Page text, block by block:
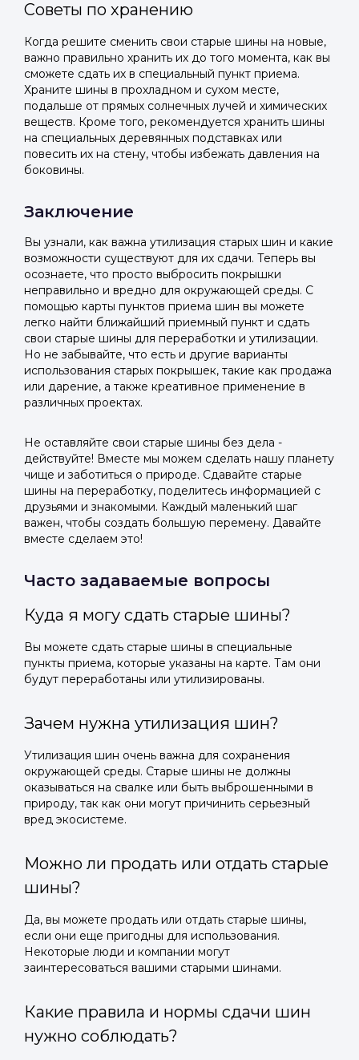
Советы по хранению
Когда решите сменить свои старые шины на новые,
важно правильно хранить их до того момента, как вы
сможете сдать их в специальный пункт приема.
Храните шины в прохладном и сухом месте,
подальше от прямых солнечных лучей и химических
веществ. Кроме того, рекомендуется хранить шины
на специальных деревянных подставках или
повесить их на стену, чтобы избежать давления на
боковины.
Заключение
Вы узнали, как важна утилизация старых шин и какие
возможности существуют для их сдачи. Теперь вы
осознаете, что просто выбросить покрышки
неправильно и вредно для окружающей среды. С
помощью карты пунктов приема шин вы можете
легко найти ближайший приемный пункт и сдать
свои старые шины для переработки и утилизации.
Но не забывайте, что есть и другие варианты
использования старых покрышек, такие как продажа
или дарение, а также креативное применение в
различных проектах.
Не оставляйте свои старые шины без дела -
действуйте! Вместе мы можем сделать нашу планету
чище и заботиться о природе. Сдавайте старые
шины на переработку, поделитесь информацией с
друзьями и знакомыми. Каждый маленький шаг
важен, чтобы создать большую перемену. Давайте
вместе сделаем это!
Часто задаваемые вопросы
Куда я могу сдать старые шины?
Вы можете сдать старые шины в специальные
пункты приема, которые указаны на карте. Там они
будут переработаны или утилизированы.
Зачем нужна утилизация шин?
Утилизация шин очень важна для сохранения
окружающей среды. Старые шины не должны
оказываться на свалке или быть выброшенными в
природу, так как они могут причинить серьезный
вред экосистеме.
Можно ли продать или отдать старые
шины?
Да, вы можете продать или отдать старые шины,
если они еще пригодны для использования.
Некоторые люди и компании могут
заинтересоваться вашими старыми шинами.
Какие правила и нормы сдачи шин
нужно соблюдать?